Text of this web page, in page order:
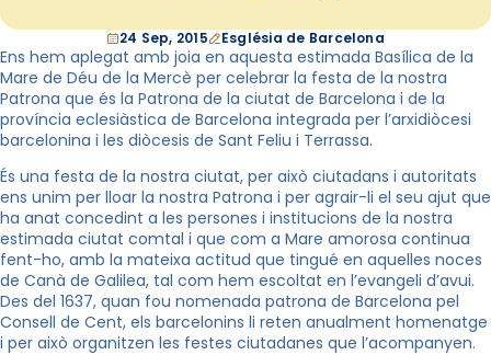
24 Sep, 2015 Església de Barcelona
Ens hem aplegat amb joia en aquesta estimada Basílica de la
Mare de Déu de la Mercè per celebrar la festa de la nostra
Patrona que és la Patrona de la ciutat de Barcelona i de la
província eclesiàstica de Barcelona integrada per l’arxidiòcesi
barcelonina i les diòcesis de Sant Feliu i Terrassa.
És una festa de la nostra ciutat, per això ciutadans i autoritats
ens unim per lloar la nostra Patrona i per agrair-li el seu ajut que
ha anat concedint a les persones i institucions de la nostra
estimada ciutat comtal i que com a Mare amorosa continua
fent-ho, amb la mateixa actitud que tingué en aquelles noces
de Canà de Galilea, tal com hem escoltat en l’evangeli d’avui.
Des del 1637, quan fou nomenada patrona de Barcelona pel
Consell de Cent, els barcelonins li reten anualment homenatge
i per això organitzen les festes ciutadanes que l’acompanyen.